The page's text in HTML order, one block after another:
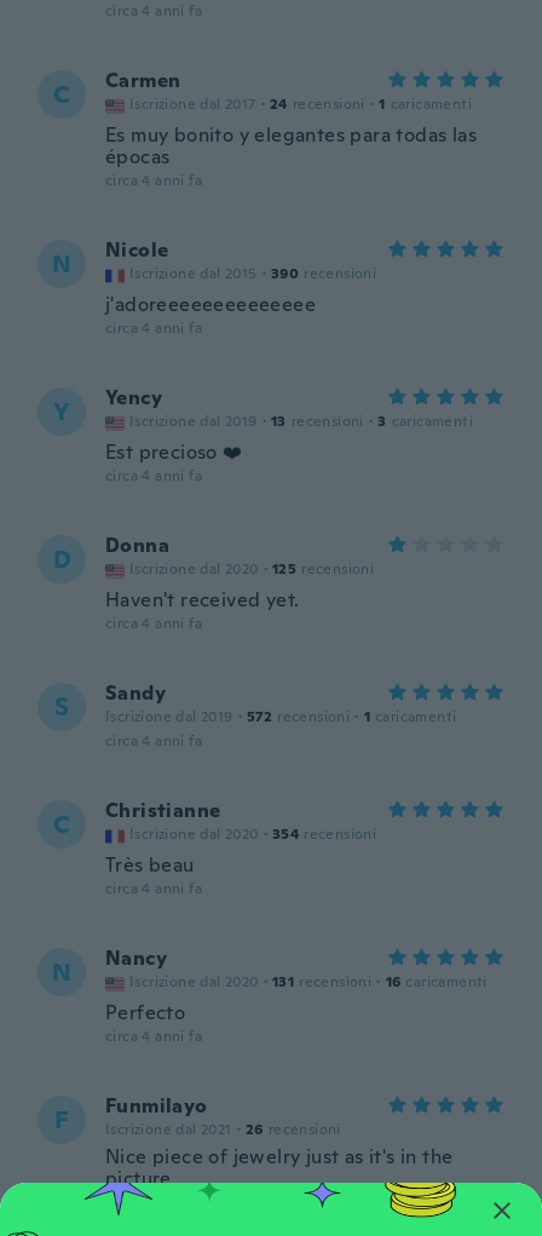
circa 4 anni fa
C Carmen
Iscrizione dal 2017 · 24 recensioni · 1 caricamenti
Es muy bonito y elegantes para todas las
épocas
circa 4 anni fa
N Nicole
Iscrizione dal 2015 · 390 recensioni
j'adoreeeeeeeeeeeeee
circa 4 anni fa
Y Yency
Iscrizione dal 2019 · 13 recensioni · 3 caricamenti
Est precioso ❤️
circa 4 anni fa
D Donna
Iscrizione dal 2020 · 125 recensioni
Haven't received yet.
circa 4 anni fa
S Sandy
Iscrizione dal 2019 · 572 recensioni · 1 caricamenti
circa 4 anni fa
C Christianne
Iscrizione dal 2020 · 354 recensioni
Très beau
circa 4 anni fa
N Nancy
Iscrizione dal 2020 · 131 recensioni · 16 caricamenti
Perfecto
circa 4 anni fa
F Funmilayo
Iscrizione dal 2021 · 26 recensioni
Nice piece of jewelry just as it's in the
picture.
circa 4 anni fa